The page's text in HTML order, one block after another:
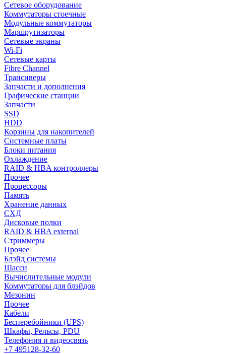
Сетевое оборудование
Коммутаторы стоечные
Модульные коммутаторы
Маршрутизаторы
Сетевые экраны
Wi-Fi
Сетевые карты
Fibre Channel
Трансиверы
Запчасти и дополнения
Графические станции
Запчасти
SSD
HDD
Корзины для накопителей
Системные платы
Блоки питания
Охлаждение
RAID & HBA контроллеры
Прочее
Процессоры
Память
Хранение данных
СХД
Дисковые полки
RAID & HBA external
Стриммеры
Прочее
Блэйд системы
Шасси
Вычислительные модули
Коммутаторы для блэйдов
Мезонин
Прочее
Кабели
Бесперебойники (UPS)
Шкафы, Рельсы, PDU
Телефония и видеосвязь
+7 495128-32-60